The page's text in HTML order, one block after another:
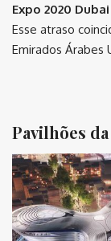
Expo 2020
Esse atraso
Emirados Árabes
Pavilhões